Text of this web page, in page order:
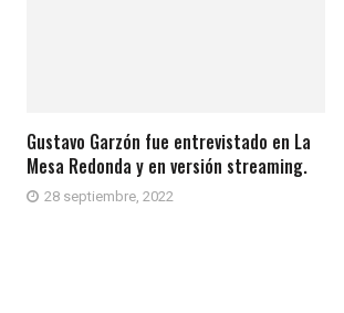
Gustavo Garzón fue entrevistado en La
Mesa Redonda y en versión streaming.
28 septiembre, 2022